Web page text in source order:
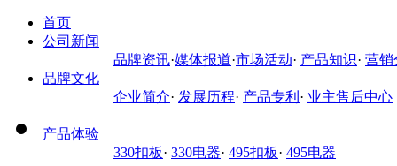
首页
公司新闻
品牌资讯·媒体报道·市场活动· 产品知识· 营销
品牌文化
企业简介· 发展历程· 产品专利 · 业主售后中心
产品体验
330扣板· 330电器· 495扣板· 495电器